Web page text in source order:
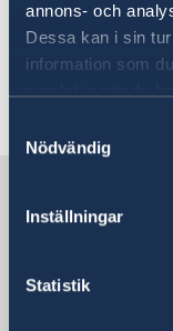
annons- och
Dessa kan i sin
information som
Nödvändig
Inställningar
Statistik
identity
Skopje
Embassy